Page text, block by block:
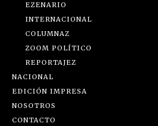
EZENARIO
INTERNACIONAL
COLUMNAZ
ZOOM POLÍTICO
REPORTAJEZ
NACIONAL
EDICIÓN IMPRESA
NOSOTROS
CONTACTO